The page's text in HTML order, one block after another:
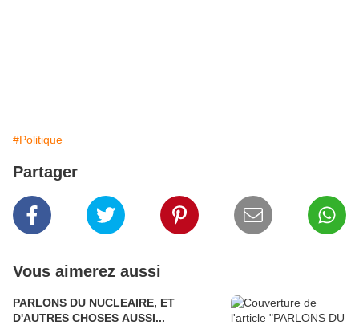
#Politique
Partager
Vous aimerez aussi
PARLONS DU NUCLEAIRE, ET
D'AUTRES CHOSES AUSSI...